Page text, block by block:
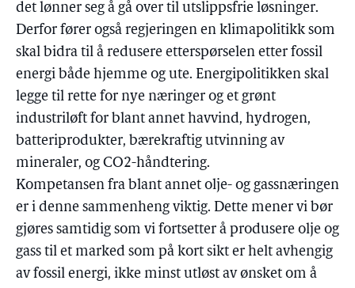
det lønner seg å gå over til utslippsfrie løsninger.
Derfor fører også regjeringen en klimapolitikk som
skal bidra til å redusere etterspørselen etter fossil
energi både hjemme og ute. Energipolitikken skal
legge til rette for nye næringer og et grønt
industriløft for blant annet havvind, hydrogen,
batteriprodukter, bærekraftig utvinning av
mineraler, og CO2-håndtering.
Kompetansen fra blant annet olje- og gassnæringen
er i denne sammenheng viktig. Dette mener vi bør
gjøres samtidig som vi fortsetter å produsere olje og
gass til et marked som på kort sikt er helt avhengig
av fossil energi, ikke minst utløst av ønsket om å